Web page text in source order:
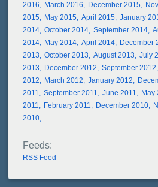
2016
March 2016 December 2015
2015
May 2015 April 2015 January
2014 October 2014 September 2014
2014
May 2014 April 2014 December
2013
October 2013 August 2013 July
2013
December 2012 September 2012
2012
March 2012 January 2012
2011
September 2011 June 2011 May
2011
February 2011 December 2010
2010
RSS Feed